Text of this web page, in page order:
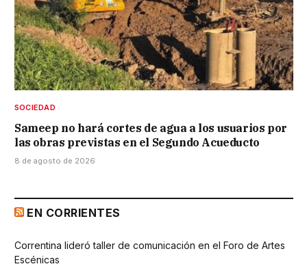
SOCIEDAD
Sameep no hará cortes de agua a los usuarios por
las obras previstas en el Segundo Acueducto
8 de agosto de 2026
EN CORRIENTES
Correntina lideró taller de comunicación en el Foro de Artes
Escénicas